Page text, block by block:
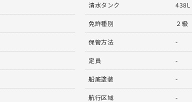
清水タンク 438L
免許種別 ２級
保管方法 -
定員 -
船底塗装 -
航行区域 -